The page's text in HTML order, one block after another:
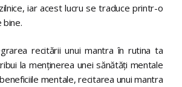
iar acest lucru se traduce printr-o
bine.
recitării unui mantra în rutina ta
la menținerea unei sănătăți mentale
mentale, recitarea unui mantra